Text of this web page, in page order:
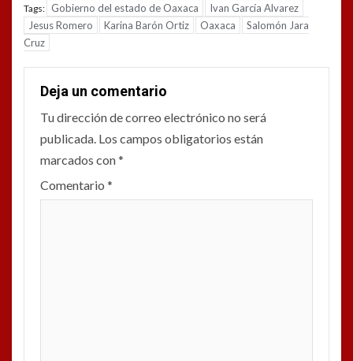
Tags: Gobierno del estado de Oaxaca
Ivan García Alvarez
Jesus Romero
Karina Barón Ortiz Oaxaca
Salomón Jara
Cruz
Deja un comentario
Tu dirección de correo electrónico no será
publicada. Los campos obligatorios están
marcados con*
Comentario *